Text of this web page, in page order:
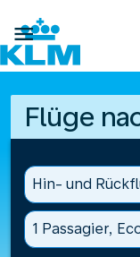

Flüge
Hin- und
1 Passagier,